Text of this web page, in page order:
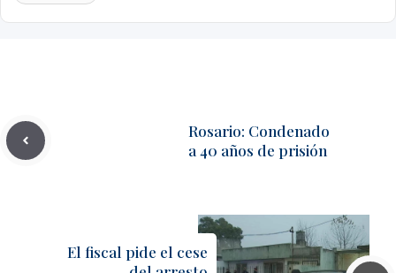
Rosario: Condenado
a 40 años de prisión
El fiscal pide el cese